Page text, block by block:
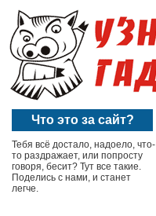
Что это за сайт?
Тебя всё достало, надоело, что-
то раздражает, или попросту
говоря, бесит? Тут все такие.
Поделись с нами, и станет
легче.